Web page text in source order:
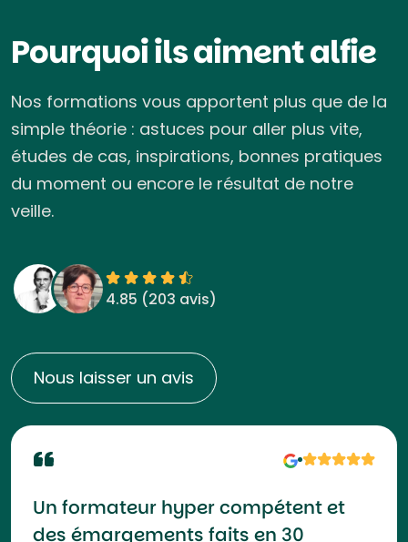
Pourquoi ils aiment alfie
Nos formations vous apportent plus que de la
simple théorie : astuces pour aller plus vite,
études de cas, inspirations, bonnes pratiques
du moment ou encore le résultat de notre
veille.
4.85 (203 avis)
Nous laisser un avis
Un formateur hyper compétent et
des émargements faits en 30